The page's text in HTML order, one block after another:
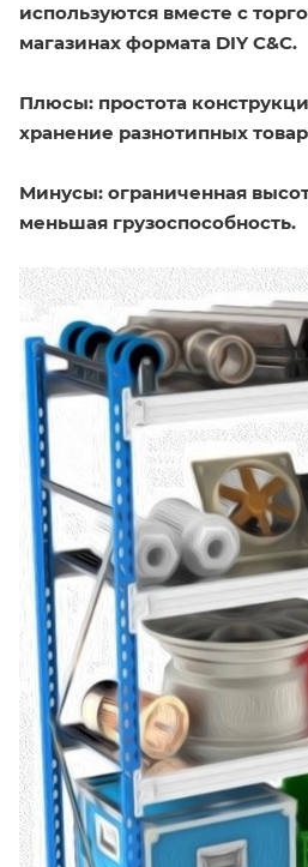
используются вместе с
магазинах формата DIY C&C.
Плюсы: простота
хранение разнотипных
Минусы: ограниченная
меньшая грузоспособность.